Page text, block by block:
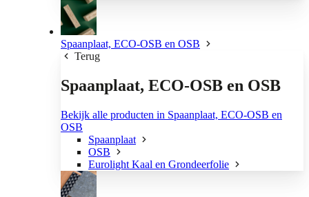
Spaanplaat, ECO-OSB en OSB
Terug
Spaanplaat, ECO-OSB en OSB
Bekijk alle producten in Spaanplaat, ECO-OSB en
OSB
Spaanplaat
OSB
Eurolight Kaal en Grondeerfolie